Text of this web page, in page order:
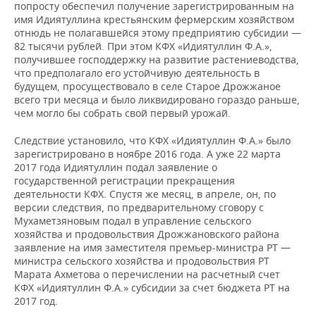
попросту обеспечил получение зарегистрированным на
имя Идиятуллина крестьянским фермерским хозяйством
отнюдь не полагавшейся этому предприятию субсидии —
82 тысячи рублей. При этом КФХ «Идиятуллин Ф.А.»,
получившее господдержку на развитие растениеводства,
что предполагало его устойчивую деятельность в
будущем, просуществовало в селе Старое Дрожжаное
всего три месяца и было ликвидировано гораздо раньше,
чем могло бы собрать свой первый урожай.
Следствие установило, что КФХ «Идиятуллин Ф.А.» было
зарегистрировано в ноябре 2016 года. А уже 22 марта
2017 года Идиятуллин подал заявление о
государственной регистрации прекращения
деятельности КФХ. Спустя же месяц, в апреле, он, по
версии следствия, по предварительному сговору с
Мухаметзяновым подал в управление сельского
хозяйства и продовольствия Дрожжановского района
заявление на имя заместителя премьер-министра РТ —
министра сельского хозяйства и продовольствия РТ
Марата Ахметова о перечислении на расчетный счет
КФХ «Идиятуллин Ф.А.» субсидии за счет бюджета РТ на
2017 год.